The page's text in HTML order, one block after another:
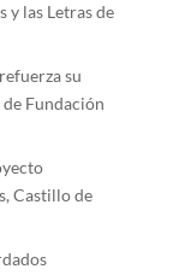
y las Letras de
su
Fundación
Castillo de